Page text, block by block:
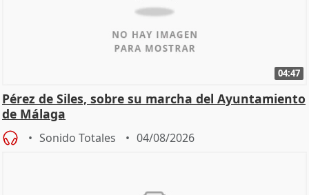
04:47
Pérez de Siles, sobre su marcha del Ayuntamiento
de Málaga
Sonido Totales 04/08/2026